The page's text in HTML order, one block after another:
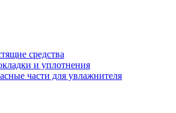
средства
и уплотнения
части для увлажнителя